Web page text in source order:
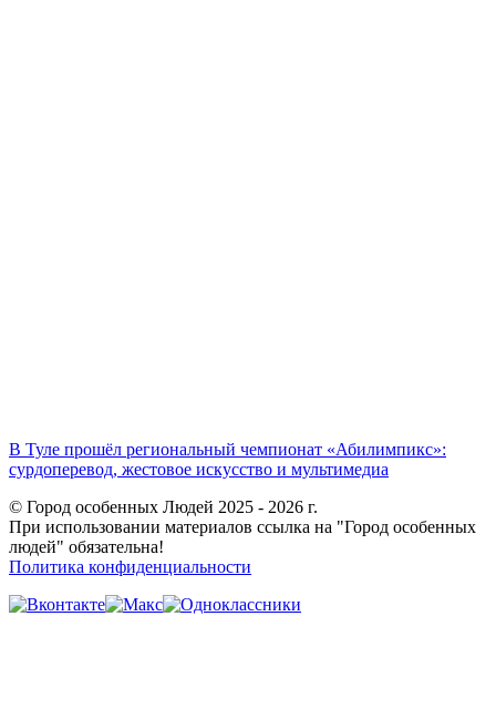
В Туле прошёл региональный чемпионат «Абилимпикс»:
сурдоперевод, жестовое искусство и мультимедиа
© Город особенных Людей 2025 - 2026 г.
При использовании материалов ссылка на "Город особенных
людей" обязательна!
Политика конфиденциальности